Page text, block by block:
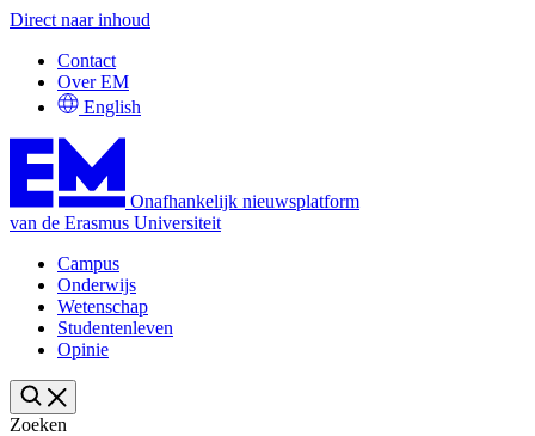
Direct naar inhoud
Contact
Over EM
English
Onafhankelijk nieuwsplatform
van de Erasmus Universiteit
Campus
Onderwijs
Wetenschap
Studentenleven
Opinie
Zoeken